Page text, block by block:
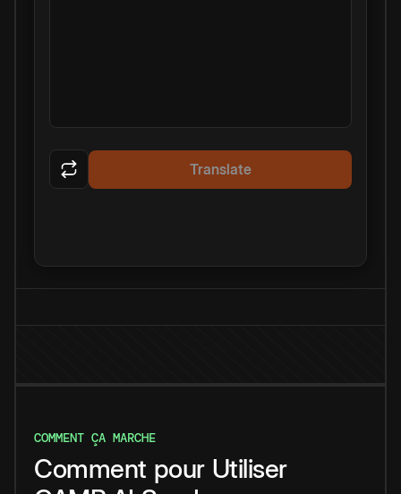
Translate
COMMENT ÇA MARCHE
Comment pour Utiliser